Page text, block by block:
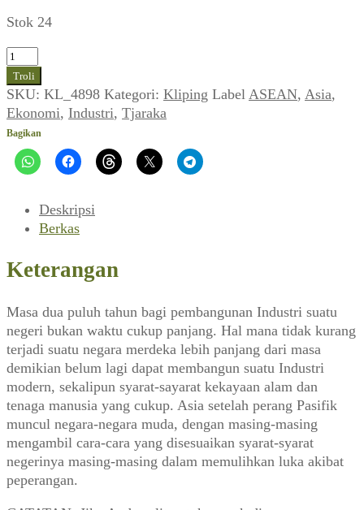
Stok 24
Kuantitas
Menjelamatkan
Ekonomi
Nasional
(Tjaraka,
September
1968)
Troli
SKU: KL_4898 Kategori: Kliping Label ASEAN, Asia,
Ekonomi, Industri, Tjaraka
Bagikan
Deskripsi
Berkas
Keterangan
Masa dua puluh tahun bagi pembangunan Industri suatu
negeri bukan waktu cukup panjang. Hal mana tidak kurang
terjadi suatu negara merdeka lebih panjang dari masa
demikian belum lagi dapat membangun suatu Industri
modern, sekalipun syarat-sayarat kekayaan alam dan
tenaga manusia yang cukup. Asia setelah perang Pasifik
muncul negara-negara muda, dengan masing-masing
mengambil cara-cara yang disesuaikan syarat-syarat
negerinya masing-masing dalam memulihkan luka akibat
peperangan.